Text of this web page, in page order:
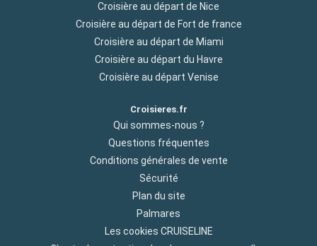
Croisière au départ de Nice
Croisière au départ de Fort de france
Croisière au départ de Miami
Croisière au départ du Havre
Croisière au départ Venise
Croisieres.fr
Qui sommes-nous ?
Questions fréquentes
Conditions générales de vente
Sécurité
Plan du site
Palmares
Les cookies CRUISELINE